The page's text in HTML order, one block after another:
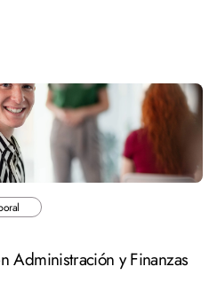
Administración y Finanzas